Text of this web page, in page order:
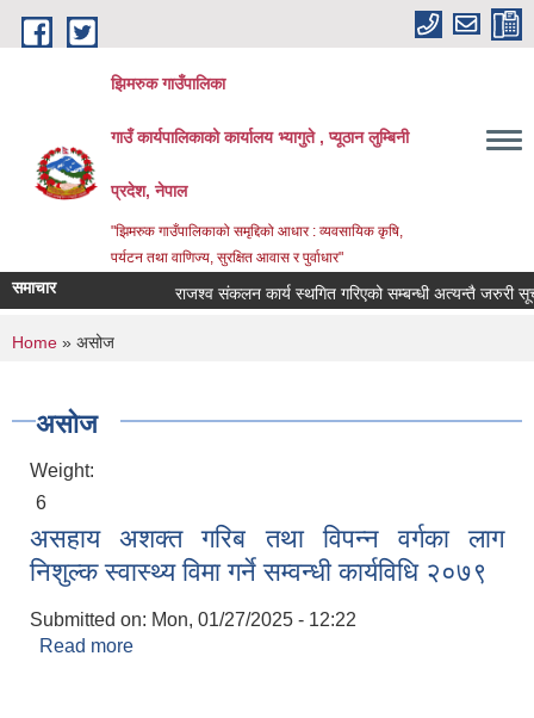
Skip to main content
झिमरुक गाउँपालिका
गाउँ कार्यपालिकाको कार्यालय भ्यागुते , प्यूठान लुम्बिनी
प्रदेश, नेपाल
"झिमरुक गाउँपालिकाको समृद्दिको आधार : व्यवसायिक कृषि,
पर्यटन तथा वाणिज्य, सुरक्षित आवास र पुर्वाधार"
समाचार राजश्व संकलन कार्य स्थगित गरिएको सम्बन्धी अत्यन्तै जरुरी
You are here
Home » असोज
असोज
Weight:
6
असहाय अशक्त गरिब तथा विपन्न वर्गका लाग
निशुल्क स्वास्थ्य विमा गर्ने सम्वन्धी कार्यविधि २०७९
Submitted on: Mon, 01/27/2025 - 12:22
Read more